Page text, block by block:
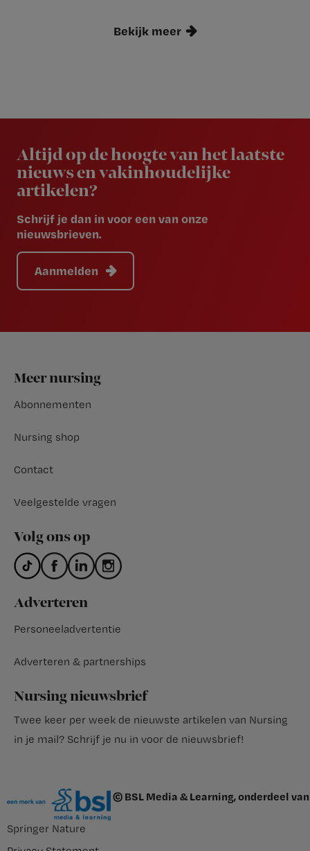
Bekijk meer
Altijd op de hoogte van het laatste
nieuws en vakinhoudelijke
artikelen?
Schrijf je dan in voor een van onze
nieuwsbrieven.
Aanmelden
Footer
Meer nursing
Abonnementen
Nursing shop
Contact
Veelgestelde vragen
Volg ons op
Adverteren
Personeeladvertentie
Adverteren & partnerships
Nursing nieuwsbrief
Twee keer per week de nieuwste artikelen van Nursing
in je mail? Schrijf je nu in voor de nieuwsbrief!
© BSL Media & Learning, onderdeel van
Springer Nature